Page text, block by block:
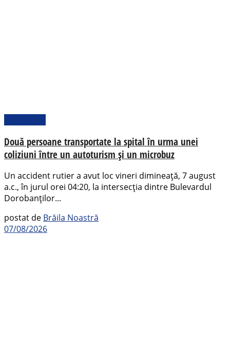
Două persoane transportate la spital în urma unei
coliziuni între un autoturism și un microbuz
Un accident rutier a avut loc vineri dimineață, 7 august
a.c., în jurul orei 04:20, la intersecția dintre Bulevardul
Dorobanților...
postat de Brăila Noastră
07/08/2026